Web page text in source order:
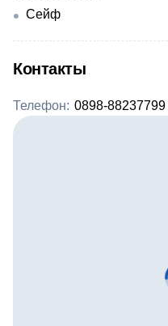
Сейф
Контакты
Телефон: 0898-88237799